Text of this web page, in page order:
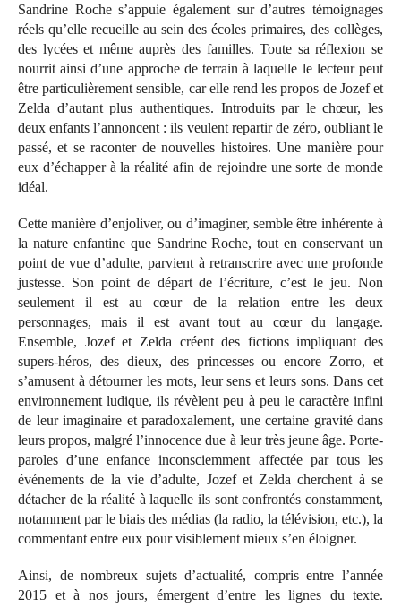
Sandrine Roche s’appuie également sur d’autres témoignages
réels qu’elle recueille au sein des écoles primaires, des collèges,
des lycées et même auprès des familles. Toute sa réflexion se
nourrit ainsi d’une approche de terrain à laquelle le lecteur peut
être particulièrement sensible, car elle rend les propos de Jozef et
Zelda d’autant plus authentiques. Introduits par le chœur, les
deux enfants l’annoncent : ils veulent repartir de zéro, oubliant le
passé, et se raconter de nouvelles histoires. Une manière pour
eux d’échapper à la réalité afin de rejoindre une sorte de monde
idéal.
Cette manière d’enjoliver, ou d’imaginer, semble être inhérente à
la nature enfantine que Sandrine Roche, tout en conservant un
point de vue d’adulte, parvient à retranscrire avec une profonde
justesse. Son point de départ de l’écriture, c’est le jeu. Non
seulement il est au cœur de la relation entre les deux
personnages, mais il est avant tout au cœur du langage.
Ensemble, Jozef et Zelda créent des fictions impliquant des
supers-héros, des dieux, des princesses ou encore Zorro, et
s’amusent à détourner les mots, leur sens et leurs sons. Dans cet
environnement ludique, ils révèlent peu à peu le caractère infini
de leur imaginaire et paradoxalement, une certaine gravité dans
leurs propos, malgré l’innocence due à leur très jeune âge. Porte-
paroles d’une enfance inconsciemment affectée par tous les
événements de la vie d’adulte, Jozef et Zelda cherchent à se
détacher de la réalité à laquelle ils sont confrontés constamment,
notamment par le biais des médias (la radio, la télévision, etc.), la
commentant entre eux pour visiblement mieux s’en éloigner.
Ainsi, de nombreux sujets d’actualité, compris entre l’année
2015 et à nos jours, émergent d’entre les lignes du texte.